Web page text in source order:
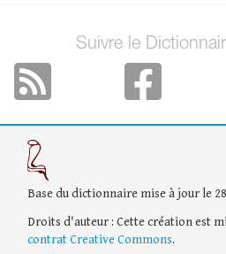
Suivre le
Base du dictionnaire mise à jour le
Droits d'auteur : Cette création est
contrat Creative Commons.